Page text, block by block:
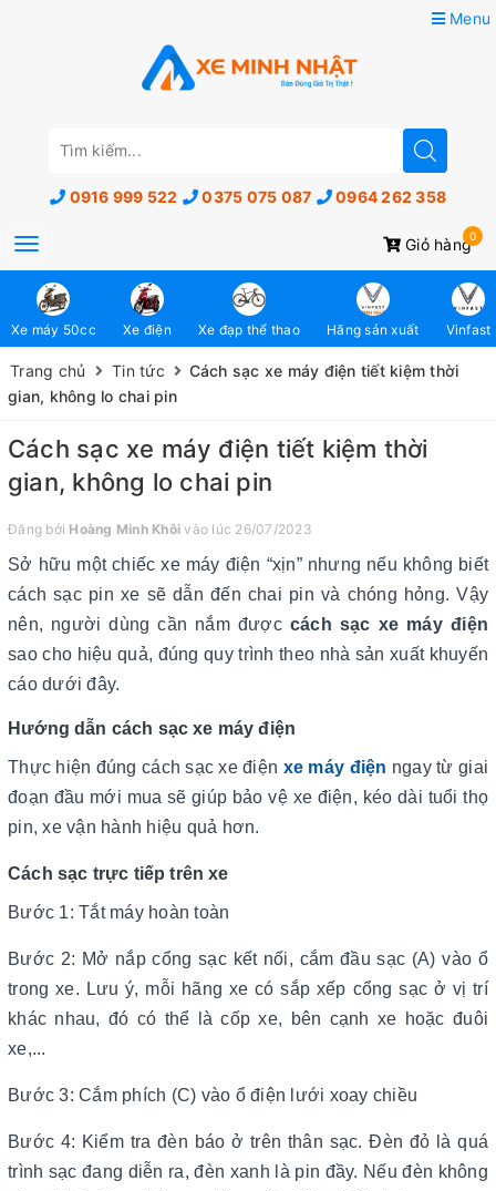
Menu
0916 999 522 0375 075 087 0964 262 358
Giỏ hàng0
Toggle
navigation
Xe máy 50cc Xe điện Xe đạp thể thao Hãng sản xuất Vinfast
Trang chủ Tin tức
Cách sạc xe máy điện tiết kiệm thời
gian, không lo chai pin
Cách sạc xe máy điện tiết kiệm thời
gian, không lo chai pin
Đăng bởi Hoàng Minh Khôi vào lúc 26/07/2023
Sở hữu một chiếc xe máy điện “xịn” nhưng nếu không biết
cách sạc pin xe sẽ dẫn đến chai pin và chóng hỏng. Vậy
nên, người dùng cần nắm được cách sạc xe máy điện
sao cho hiệu quả, đúng quy trình theo nhà sản xuất khuyến
cáo dưới đây.
Hướng dẫn cách sạc xe máy điện
Thực hiện đúng cách sạc xe điện xe máy điện ngay từ giai
đoạn đầu mới mua sẽ giúp bảo vệ xe điện, kéo dài tuổi thọ
pin, xe vận hành hiệu quả hơn.
Cách sạc trực tiếp trên xe
Bước 1: Tắt máy hoàn toàn
Bước 2: Mở nắp cổng sạc kết nối, cắm đầu sạc (A) vào ổ
trong xe. Lưu ý, mỗi hãng xe có sắp xếp cổng sạc ở vị trí
khác nhau, đó có thể là cốp xe, bên cạnh xe hoặc đuôi
xe,...
Bước 3: Cắm phích (C) vào ổ điện lưới xoay chiều
Bước 4: Kiểm tra đèn báo ở trên thân sạc. Đèn đỏ là quá
trình sạc đang diễn ra, đèn xanh là pin đầy. Nếu đèn không